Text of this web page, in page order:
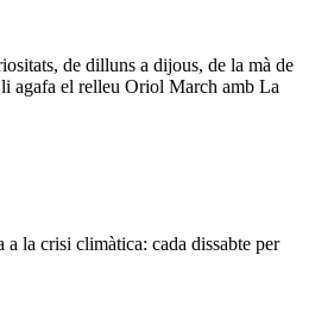
de dilluns a dijous, de la mà de
agafa el relleu Oriol March amb La
la crisi climàtica: cada dissabte per